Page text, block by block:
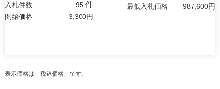
入札件数 95 件
開始価格 3,300円
最低入札価格
987,600円
表示価格は「税込価格」です。